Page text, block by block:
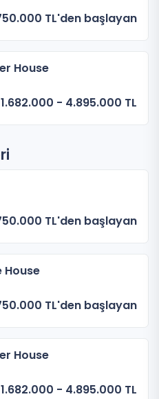
TL'den başlayan
House
1.682.000 - 4.895.000 TL
TL'den başlayan
House
TL'den başlayan
House
1.682.000 - 4.895.000 TL